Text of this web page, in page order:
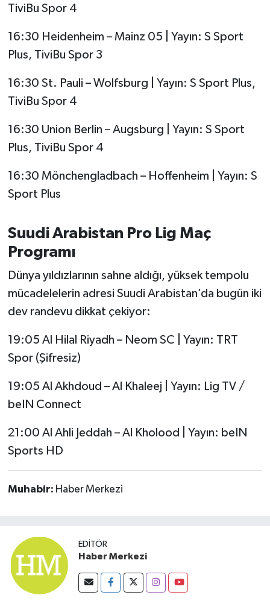
TiviBu Spor 4
16:30 Heidenheim – Mainz 05 | Yayın: S Sport
Plus, TiviBu Spor 3
16:30 St. Pauli – Wolfsburg | Yayın: S Sport Plus,
TiviBu Spor 4
16:30 Union Berlin – Augsburg | Yayın: S Sport
Plus, TiviBu Spor 4
16:30 Mönchengladbach – Hoffenheim | Yayın: S
Sport Plus
Suudi Arabistan Pro Lig Maç
Programı
Dünya yıldızlarının sahne aldığı, yüksek tempolu
mücadelelerin adresi Suudi Arabistan’da bugün iki
dev randevu dikkat çekiyor:
19:05 Al Hilal Riyadh – Neom SC | Yayın: TRT
Spor (Şifresiz)
19:05 Al Akhdoud – Al Khaleej | Yayın: Lig TV /
beIN Connect
21:00 Al Ahli Jeddah – Al Kholood | Yayın: beIN
Sports HD
Muhabir: Haber Merkezi
EDITÖR
Haber Merkezi